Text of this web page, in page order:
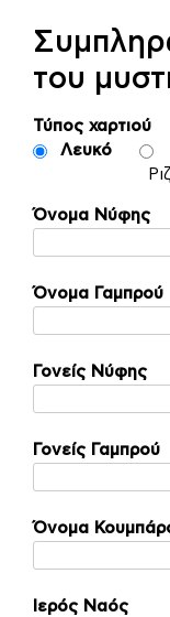
του
Τύπος χαρτιού
Λευκό
Όνομα Νύφης
Όνομα Γαμπρού
Γονείς Νύφης
Γονείς Γαμπρού
Όνομα
Ιερός Ναός